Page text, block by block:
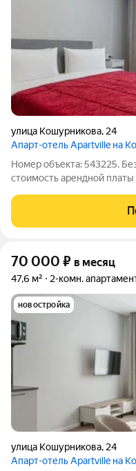
улица Кошурникова, 24
Апарт-отель Apartville на
Номер объекта: 543225.
стоимость арендной
студия в комплексе
Идеальный вариант для
70 000 ₽ в месяц
47,6 м² 2-комн.
новостройка
улица Кошурникова, 24
Апарт-отель Apartville на